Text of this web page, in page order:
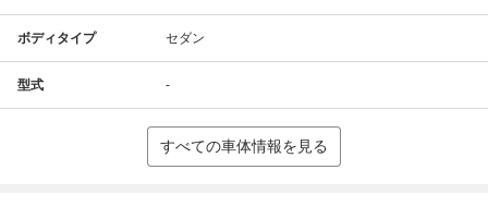
ボディタイプ セダン
型式 -
すべての車体情報を見る